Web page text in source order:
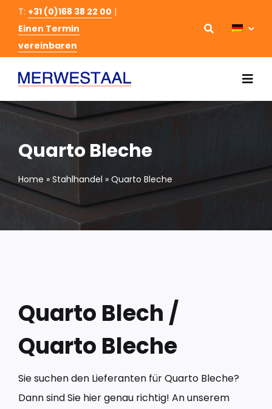
content
T: +31 (0)168 38 22 00 |
Einen Termin
vereinbaren
Startseite
Stahlhandel
Schneiden und Bearbeitung Stahl
Über uns
Quarto Bleche
Home » Stahlhandel » Quarto Bleche
Quarto Blech /
Quarto Bleche
Sie suchen den Lieferanten für Quarto Bleche?
Dann sind Sie hier genau richtig! An unserem